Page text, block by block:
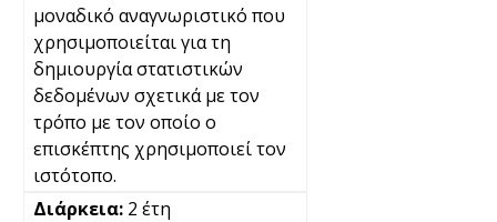
μοναδικό αναγνωριστικό που
χρησιμοποιείται για τη
δημιουργία στατιστικών
δεδομένων σχετικά με τον
τρόπο με τον οποίο ο
επισκέπτης χρησιμοποιεί τον
ιστότοπο.
2 έτη